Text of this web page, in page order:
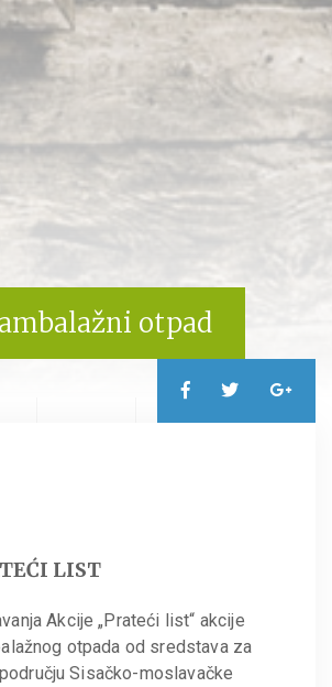
ambalažni otpad
LIST
Akcije „Prateći list“ akcije
otpada od sredstava za
Sisačko-moslavačke